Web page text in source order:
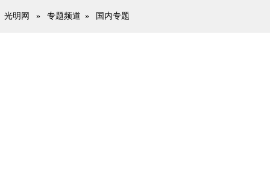
光明网 » 专题频道 » 国内专题